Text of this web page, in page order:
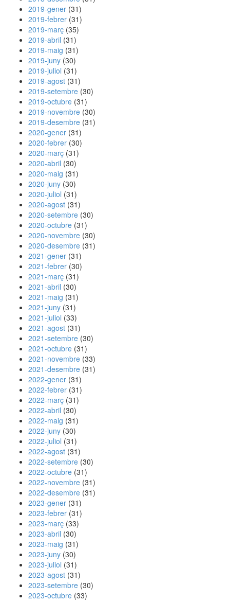
2019-gener (31)
2019-febrer (31)
2019-març (35)
2019-abril (31)
2019-maig (31)
2019-juny (30)
2019-juliol (31)
2019-agost (31)
2019-setembre (30)
2019-octubre (31)
2019-novembre (30)
2019-desembre (31)
2020-gener (31)
2020-febrer (30)
2020-març (31)
2020-abril (30)
2020-maig (31)
2020-juny (30)
2020-juliol (31)
2020-agost (31)
2020-setembre (30)
2020-octubre (31)
2020-novembre (30)
2020-desembre (31)
2021-gener (31)
2021-febrer (30)
2021-març (31)
2021-abril (30)
2021-maig (31)
2021-juny (31)
2021-juliol (33)
2021-agost (31)
2021-setembre (30)
2021-octubre (31)
2021-novembre (33)
2021-desembre (31)
2022-gener (31)
2022-febrer (31)
2022-març (31)
2022-abril (30)
2022-maig (31)
2022-juny (30)
2022-juliol (31)
2022-agost (31)
2022-setembre (30)
2022-octubre (31)
2022-novembre (31)
2022-desembre (31)
2023-gener (31)
2023-febrer (31)
2023-març (33)
2023-abril (30)
2023-maig (31)
2023-juny (30)
2023-juliol (31)
2023-agost (31)
2023-setembre (30)
2023-octubre (33)